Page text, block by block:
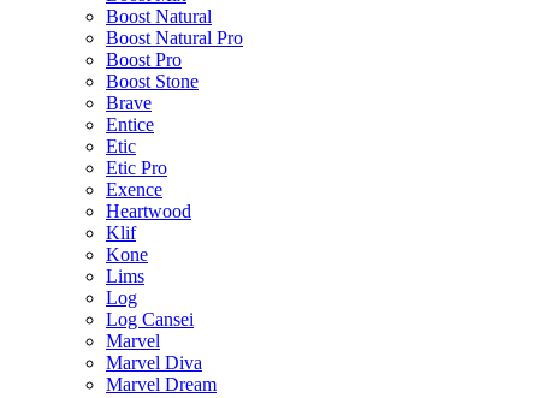
Boost Natural
Boost Natural Pro
Boost Pro
Boost Stone
Brave
Entice
Etic
Etic Pro
Exence
Heartwood
Klif
Kone
Lims
Log
Log Cansei
Marvel
Marvel Diva
Marvel Dream